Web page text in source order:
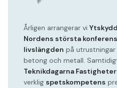
Årligen arrangerar vi
Nordens största konferens
livslängden på
betong och metall.
Teknikdagarna Fastigheter
verklig spetskompetens